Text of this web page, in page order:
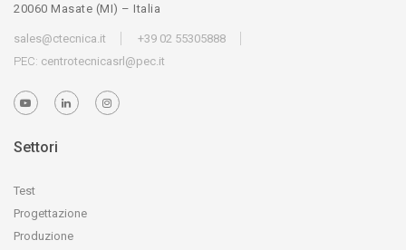
20060 Masate (MI) – Italia
sales@ctecnica.it
+39 02 55305888
PEC: centrotecnicasrl@pec.it
Settori
Test
Progettazione
Produzione